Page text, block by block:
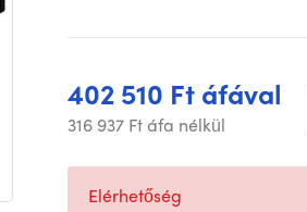
402 510 Ft áfával
316 937 Ft áfa nélkül
Elérhetőség